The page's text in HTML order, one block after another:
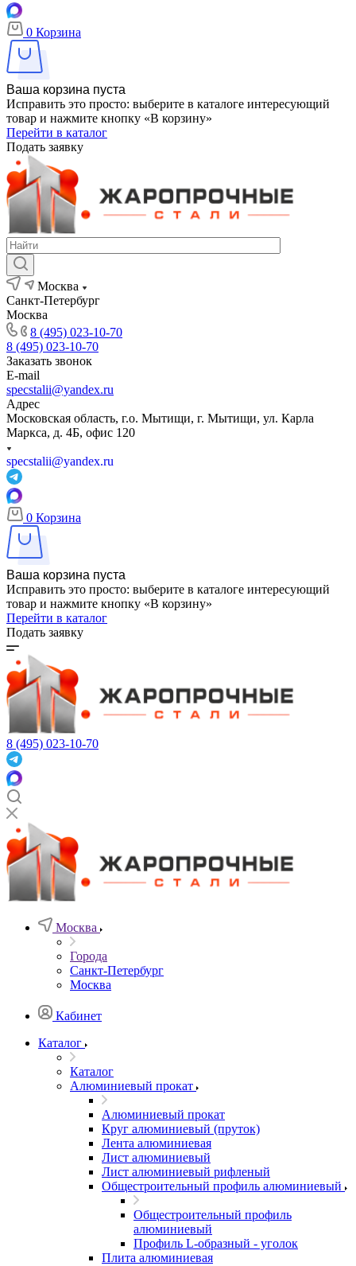
0 Корзина
Ваша корзина пуста
Исправить это просто: выберите в каталоге интересующий
товар и нажмите кнопку «В корзину»
Перейти в каталог
Подать заявку
Москва
Санкт-Петербург
Москва
8 (495) 023-10-70
8 (495) 023-10-70
Заказать звонок
E-mail
specstalii@yandex.ru
Адрес
Московская область, г.о. Мытищи, г. Мытищи, ул. Карла
Маркса, д. 4Б, офис 120
specstalii@yandex.ru
0 Корзина
Ваша корзина пуста
Исправить это просто: выберите в каталоге интересующий
товар и нажмите кнопку «В корзину»
Перейти в каталог
Подать заявку
8 (495) 023-10-70
Москва
Города
Санкт-Петербург
Москва
Кабинет
Каталог
Каталог
Алюминиевый прокат
Алюминиевый прокат
Круг алюминиевый (пруток)
Лента алюминиевая
Лист алюминиевый
Лист алюминиевый рифленый
Общестроительный профиль алюминиевый
Общестроительный профиль
алюминиевый
Профиль L-образный - уголок
Плита алюминиевая